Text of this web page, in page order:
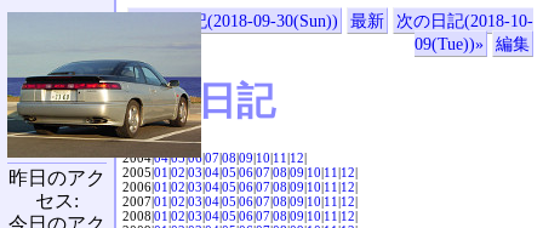
«前の日記(2018-09-30(Sun)) 最新
次の日記(2018-10-
09(Tue))»
編集
SVX日記
2004|04|05|06|07|08|09|10|11|12|
2005|01|02|03|04|05|06|07|08|09|10|11|12|
2006|01|02|03|04|05|06|07|08|09|10|11|12|
2007|01|02|03|04|05|06|07|08|09|10|11|12|
2008|01|02|03|04|05|06|07|08|09|10|11|12|
昨日のアク
セス:
今日のアク